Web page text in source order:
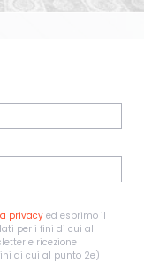
privacy ed esprimo il
per i fini di cui al
e ricezione
di cui al punto 2e)